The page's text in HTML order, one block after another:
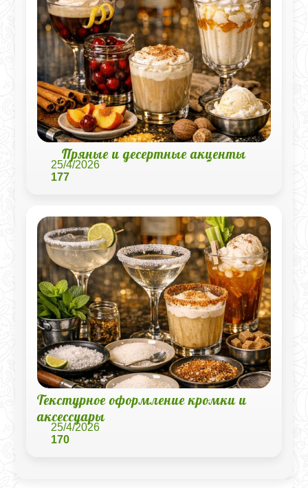
Пряные и десертные акценты
25/4/2026
177
Текстурное оформление кромки и
аксессуары
25/4/2026
170